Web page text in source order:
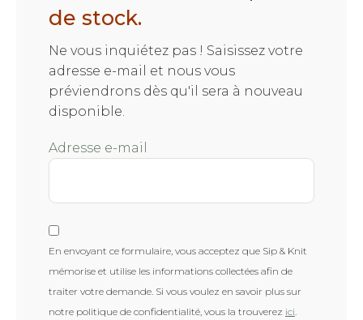
de stock.
Ne vous inquiétez pas ! Saisissez votre
adresse e-mail et nous vous
préviendrons dès qu'il sera à nouveau
disponible.
Adresse e-mail
En envoyant ce formulaire, vous acceptez que Sip & Knit
mémorise et utilise les informations collectées afin de
traiter votre demande. Si vous voulez en savoir plus sur
notre politique de confidentialité, vous la trouverez ici.